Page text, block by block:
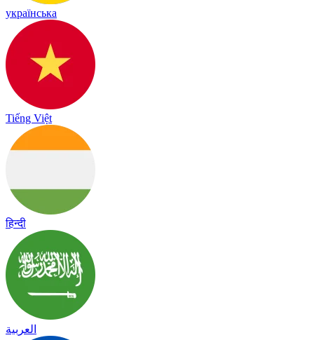
українська
Tiếng Việt
हिन्दी
العربية